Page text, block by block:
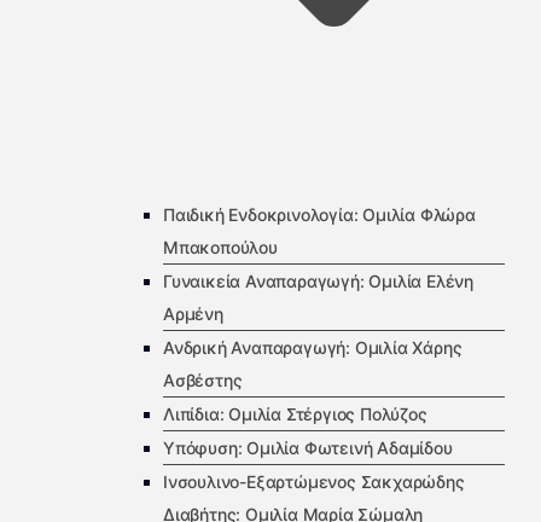
Παιδική Ενδοκρινολογία: Ομιλία Φλώρα
Μπακοπούλου
Γυναικεία Αναπαραγωγή: Ομιλία Ελένη
Αρμένη
Ανδρική Αναπαραγωγή: Ομιλία Χάρης
Ασβέστης
Λιπίδια: Ομιλία Στέργιος Πολύζος
Υπόφυση: Ομιλία Φωτεινή Αδαμίδου
Ινσουλινο-Εξαρτώμενος Σακχαρώδης
Διαβήτης: Ομιλία Μαρία Σώμαλη